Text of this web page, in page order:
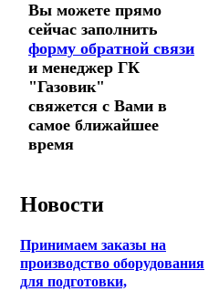
Вы можете прямо
сейчас заполнить
форму обратной связи
и менеджер ГК
"Газовик"
свяжется с Вами в
самое ближайшее
время
Новости
Принимаем заказы на
производство оборудования
для подготовки,